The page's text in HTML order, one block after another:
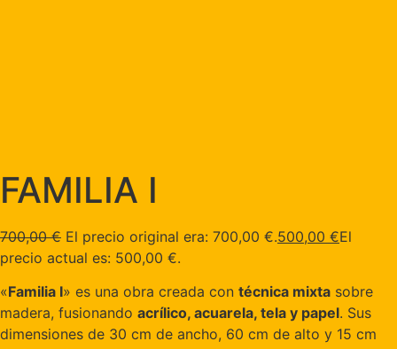
FAMILIA I
700,00€ El precio original era: 700,00 €.500,00 €El
precio actual es: 500,00 €.
«Familia I» es una obra creada con técnica mixta sobre
madera, fusionando acrílico, acuarela, tela y papel. Sus
dimensiones de 30 cm de ancho, 60 cm de alto y 15 cm